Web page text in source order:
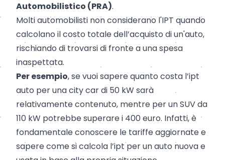
Automobilistico (PRA).
Molti automobilisti non considerano l'IPT quando
calcolano il costo totale dell’acquisto di un'auto,
rischiando di trovarsi di fronte a una spesa
inaspettata.
Per esempio, se vuoi sapere quanto costa l’ipt
auto per una city car di 50 kW sarà
relativamente contenuto, mentre per un SUV da
110 kW potrebbe superare i 400 euro. Infatti, è
fondamentale conoscere le tariffe aggiornate e
sapere come si calcola l’ipt per un auto nuova e